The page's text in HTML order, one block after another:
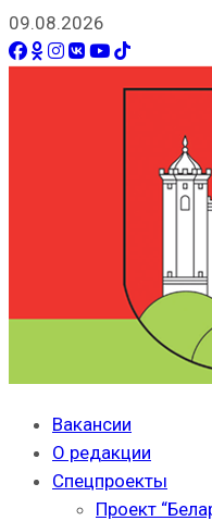
09.08.2026
Вакансии
О редакции
Спецпроекты
Проект